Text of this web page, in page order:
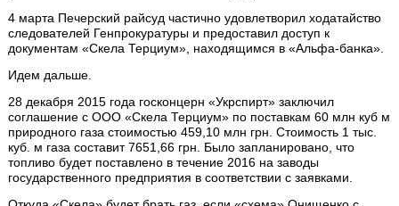
4 марта Печерский райсуд частично удовлетворил ходатайство
следователей Генпрокуратуры и предоставил доступ к
документам «Скела Терциум», находящимся в «Альфа-банка».
Идем дальше.
28 декабря 2015 года госконцерн «Укрспирт» заключил
соглашение с ООО «Скела Терциум» по поставкам 60 млн куб м
природного газа стоимостью 459,10 млн грн. Стоимость 1 тыс.
куб. м газа составит 7651,66 грн. Было запланировано, что
топливо будет поставлено в течение 2016 на заводы
государственного предприятия в соответствии с заявками.